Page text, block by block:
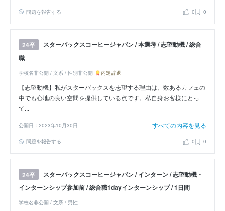
問題を報告する 0 0
24卒
スターバックスコーヒージャパン / 本選考 / 志望動機 / 総合
職
学校名非公開 / 文系 / 性別非公開 内定辞退
【志望動機】私がスターバックスを志望する理由は、数あるカフェの
中でも心地の良い空間を提供している点です。私自身お客様にとっ
て...
公開日：2023年10月30日 すべての内容を見る
問題を報告する 0 0
24卒
スターバックスコーヒージャパン / インターン / 志望動機・
インターンシップ参加前 / 総合職1dayインターンシップ / 1日間
学校名非公開 / 文系 / 男性